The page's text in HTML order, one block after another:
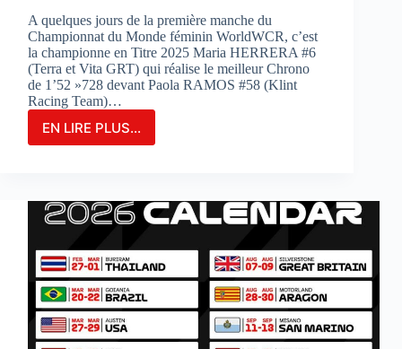
A quelques jours de la première manche du
Championnat du Monde féminin WorldWCR, c’est
la championne en Titre 2025 Maria HERRERA #6
(Terra et Vita GRT) qui réalise le meilleur Chrono
de 1’52 »728 devant Paola RAMOS #58 (Klint
Racing Team)…
EN LIRE PLUS...
MARIA
TÊTE
DES
COMBINÉS
SUR
LE
CIRCUIT
DE
PORTIMAO